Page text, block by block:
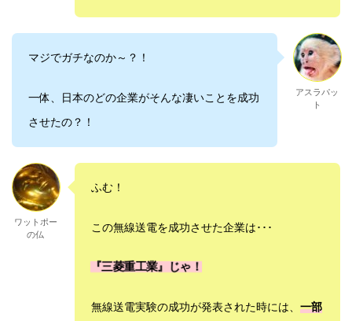
マジでガチなのか～？！
一体、日本のどの企業がそんな凄いことを成功
させたの？！
アスラパッ
ト
ワットポー
の仏
ふむ！
この無線送電を成功させた企業は･･･
『三菱重工業』じゃ！
無線送電実験の成功が発表された時には、 一部